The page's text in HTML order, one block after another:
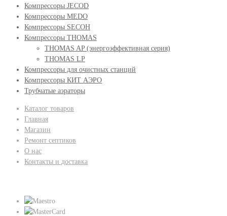
Компрессоры JECOD
Компрессоры MEDO
Компрессоры SECOH
Компрессоры THOMAS
THOMAS AP (энергоэффективная серия)
THOMAS LP
Компрессоры для очистных станций
Компрессоры КИТ АЭРО
Трубчатые аэраторы
Каталог товаров
Главная
Магазин
Ремонт септиков
О нас
Контакты и доставка